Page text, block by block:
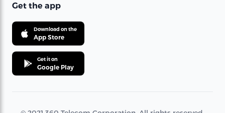
Get the app
Download on the
App Store
Get it on
Google Play